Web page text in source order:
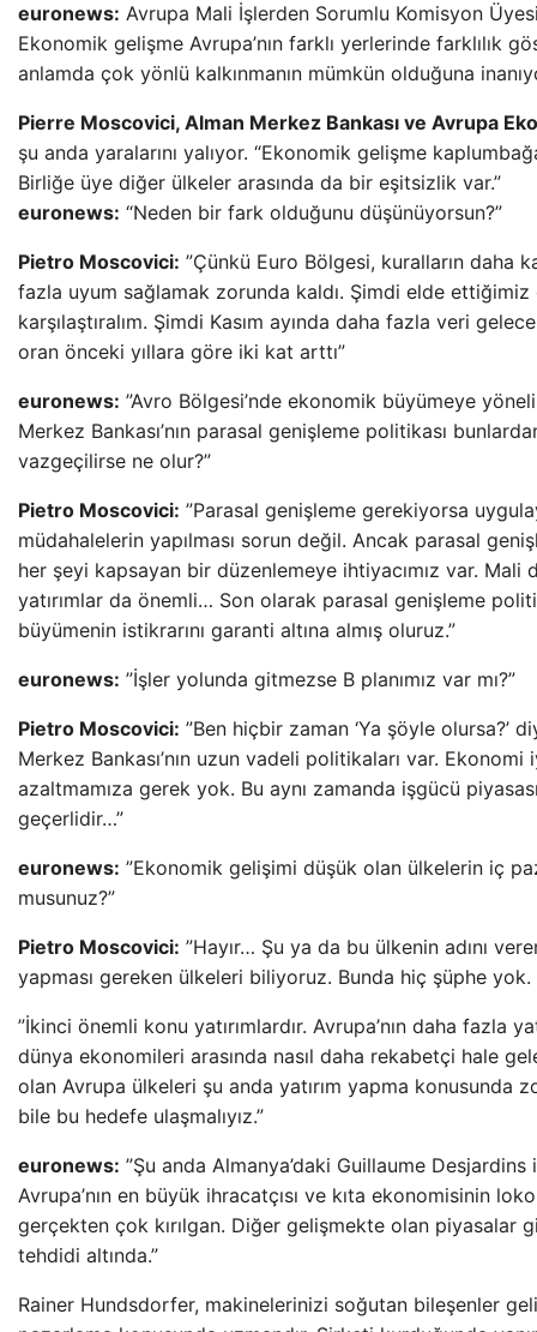
euronews: Avrupa Mali İşlerden Sorumlu Komisyon
Ekonomik gelişme Avrupa’nın farklı yerlerinde farklılık
anlamda çok yönlü kalkınmanın mümkün olduğuna
Pierre Moscovici, Alman Merkez Bankası ve Avrupa
şu anda yaralarını yalıyor. “Ekonomik gelişme
Birliğe üye diğer ülkeler arasında da bir eşitsizlik var.”
euronews: “Neden bir fark olduğunu düşünüyorsun?”
Pietro Moscovici: ”Çünkü Euro Bölgesi, kuralların daha
fazla uyum sağlamak zorunda kaldı. Şimdi elde ettiğimiz
karşılaştıralım. Şimdi Kasım ayında daha fazla veri
oran önceki yıllara göre iki kat arttı”
euronews: ”Avro Bölgesi’nde ekonomik büyümeye
Merkez Bankası’nın parasal genişleme politikası
vazgeçilirse ne olur?”
Pietro Moscovici: ”Parasal genişleme gerekiyorsa
müdahalelerin yapılması sorun değil. Ancak parasal
her şeyi kapsayan bir düzenlemeye ihtiyacımız var.
yatırımlar da önemli… Son olarak parasal genişleme
büyümenin istikrarını garanti altına almış oluruz.”
euronews: ”İşler yolunda gitmezse B planımız var mı?”
Pietro Moscovici: ”Ben hiçbir zaman ‘Ya şöyle olursa?’
Merkez Bankası’nın uzun vadeli politikaları var.
azaltmamıza gerek yok. Bu aynı zamanda işgücü
geçerlidir…”
euronews: ”Ekonomik gelişimi düşük olan ülkelerin iç
musunuz?”
Pietro Moscovici: ”Hayır… Şu ya da bu ülkenin adını
yapması gereken ülkeleri biliyoruz. Bunda hiç şüphe yok.
”İkinci önemli konu yatırımlardır. Avrupa’nın daha fazla
dünya ekonomileri arasında nasıl daha rekabetçi hale
olan Avrupa ülkeleri şu anda yatırım yapma konusunda
bile bu hedefe ulaşmalıyız.”
euronews: ”Şu anda Almanya’daki Guillaume
Avrupa’nın en büyük ihracatçısı ve kıta ekonomisinin
gerçekten çok kırılgan. Diğer gelişmekte olan piyasalar
tehdidi altında.”
Rainer Hundsdorfer, makinelerinizi soğutan bileşenler